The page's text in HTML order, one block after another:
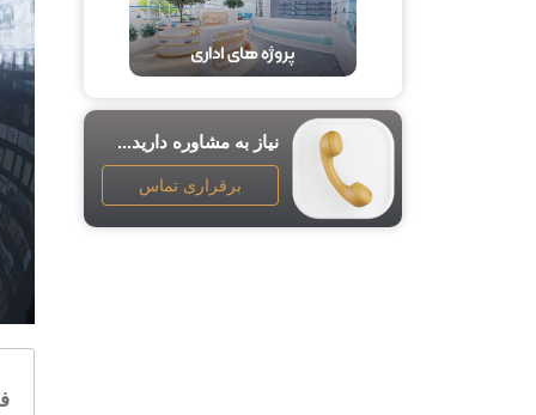
نیاز به مشاوره دارید...
برقراری تماس